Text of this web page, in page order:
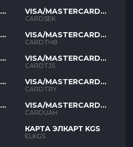
VISA/MASTERCARD
SEK
CARDSEK
VISA/MASTERCARD
THB
CARDTHB
VISA/MASTERCARD
TJS
CARDTJS
VISA/MASTERCARD
TYR
CARDTRY
VISA/MASTERCARD
UAH
CARDUAH
КАРТА ЭЛКАРТ KGS
ELKGS